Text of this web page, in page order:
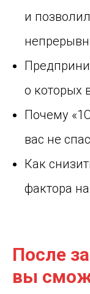
и
о которых
Почему
вас не
Как
фактора
После
вы